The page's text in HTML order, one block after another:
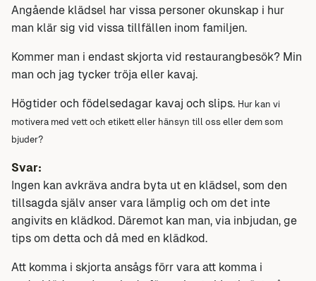
Angående klädsel har vissa personer okunskap i hur
man klär sig vid vissa tillfällen inom familjen.
Kommer man i endast skjorta vid restaurangbesök? Min
man och jag tycker tröja eller kavaj.
Högtider och födelsedagar kavaj och slips. Hur kan vi
motivera med vett och etikett eller hänsyn till oss eller dem som
bjuder?
Svar:
Ingen kan avkräva andra byta ut en klädsel, som den
tillsagda själv anser vara lämplig och om det inte
angivits en klädkod. Däremot kan man, via inbjudan, ge
tips om detta och då med en klädkod.
Att komma i skjorta ansågs förr vara att komma i